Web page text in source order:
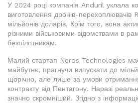
У 2024 році компанія Anduril уклала
виготовлення дронів-
мільйонів доларів. Крім того, вона
різними військовими відомствами в
безпілотникам.
Малий стартап Neros Technologies
майбутнє, прагнучи випускати до
щорічно, але лише за умови отримання
контракту від Пентагону. Наразі
значно скромніший. Згідно з